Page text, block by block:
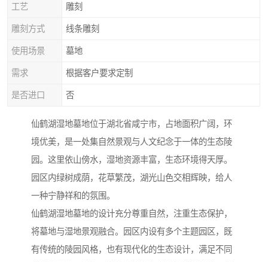
工艺 雕刻
雕刻方式 线条雕刻
使用场景 墓地
需求 根据客户要求定制
是否进口 否
仙鹤湖湿地墓地位于湖北省咸宁市，占地面积广阔，环
境优美，是一处集自然景观与人文纪念于一体的生态陵
园。这里依山傍水，湿地资源丰富，生态环境得天厚。
园区内绿树成荫，花草繁茂，湖光山色交相辉映，给人
一种宁静祥和的氛围。
仙鹤湖湿地墓地的设计充分尊重自然，注重生态保护，
将墓地与湿地景观融合。园区内设有多个主题园区，既
有传统的陵园风格，也有现代化的生态设计，满足不同